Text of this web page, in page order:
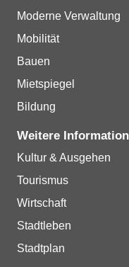
Moderne Verwaltung
Mobilität
Bauen
Mietspiegel
Bildung
Weitere
Kultur & Ausgehen
Tourismus
Wirtschaft
Stadtleben
Stadtplan